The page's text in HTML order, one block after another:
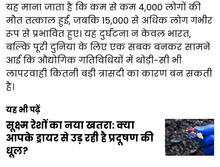
यह माना जाता है कि कम से कम 4,000 लोगों की
मौत तत्काल हुई, जबकि 15,000 से अधिक लोग गंभीर
रूप से प्रभावित हुए। यह दुर्घटना न केवल भारत,
बल्कि पूरी दुनिया के लिए एक सबक बनकर सामने
आई कि औद्योगिक गतिविधियों में थोड़ी-सी भी
लापरवाही कितनी बड़ी त्रासदी का कारण बन सकती
है।
यह भी पढ़ें
सूक्ष्म रेशों का नया खतरा: क्या
आपके ड्रायर से उड़ रही है प्रदूषण की
धूल?